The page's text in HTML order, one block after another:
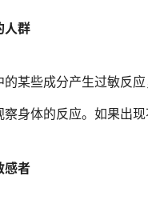
人群
某些成分产生过敏反
身体的反应。如果出
感者